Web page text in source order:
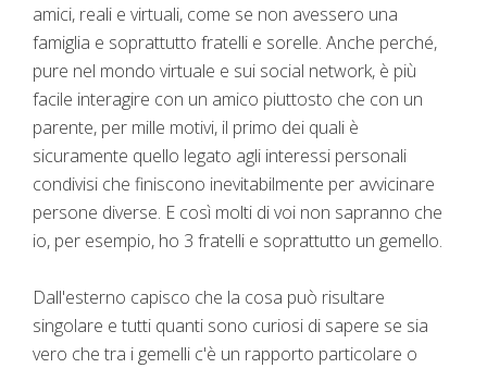
amici, reali e virtuali, come se non avessero una
famiglia e soprattutto fratelli e sorelle. Anche perché,
pure nel mondo virtuale e sui social network, è più
facile interagire con un amico piuttosto che con un
parente, per mille motivi, il primo dei quali è
sicuramente quello legato agli interessi personali
condivisi che finiscono inevitabilmente per avvicinare
persone diverse. E così molti di voi non sapranno che
io, per esempio, ho 3 fratelli e soprattutto un gemello.
Dall'esterno capisco che la cosa può risultare
singolare e tutti quanti sono curiosi di sapere se sia
vero che tra i gemelli c'è un rapporto particolare o